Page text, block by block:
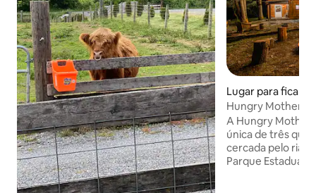
Lugar para ficar ⋅
Hungry Mother
cabana único.
A Hungry Mother
única de três
cercada pelo
Parque Estadual